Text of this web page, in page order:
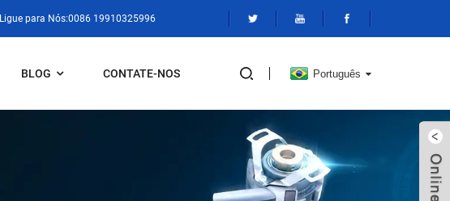
Ligue para Nós:0086 19910325996
BLOG CONTATE-NOS Português